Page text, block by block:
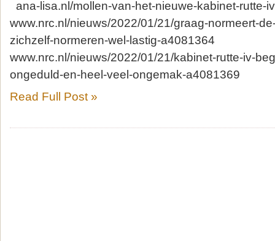
ana-lisa.nl/mollen-van-het-nieuwe-kabinet-
www.nrc.nl/nieuws/2022/01/21/graag-normeert-
zichzelf-normeren-wel-lastig-a4081364
www.nrc.nl/nieuws/2022/01/21/kabinet-rutte-iv-
ongeduld-en-heel-veel-ongemak-a4081369
Read Full Post »